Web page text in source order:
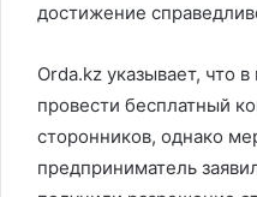
достижение
Orda.kz указывает, что
провести бесплатный
сторонников, однако
предприниматель